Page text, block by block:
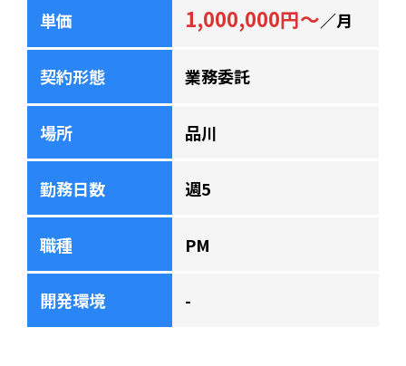
単価 1,000,000円～／月
契約形態 業務委託
場所 品川
勤務日数 週5
職種 PM
開発環境 -